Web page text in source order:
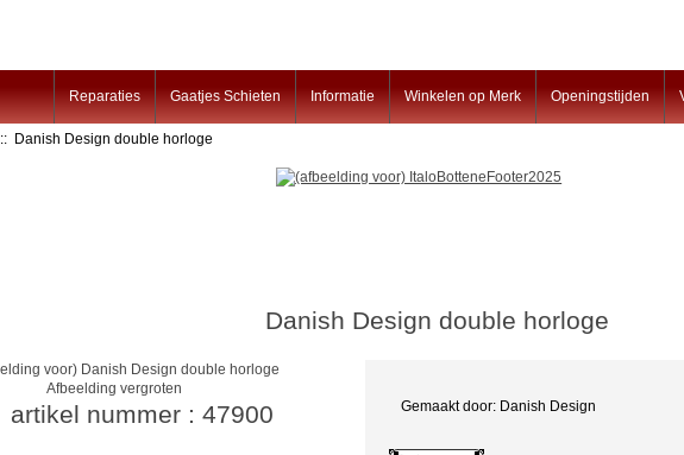
Reparaties Gaatjes Schieten Informatie Winkelen op Merk Openingstijden
:: Danish Design double horloge
Danish Design double horloge
Afbeelding vergroten
Gemaakt door: Danish Design
artikel nummer : 47900